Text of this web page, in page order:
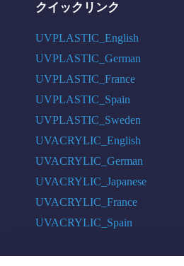
クイックリンク
UVPLASTIC_English
UVPLASTIC_German
UVPLASTIC_France
UVPLASTIC_Spain
UVPLASTIC_Sweden
UVACRYLIC_English
UVACRYLIC_German
UVACRYLIC_Japanese
UVACRYLIC_France
UVACRYLIC_Spain